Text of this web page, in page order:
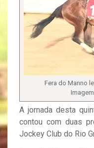
Fera do Manno
A jornada desta
contou com duas
Jockey Club do Rio